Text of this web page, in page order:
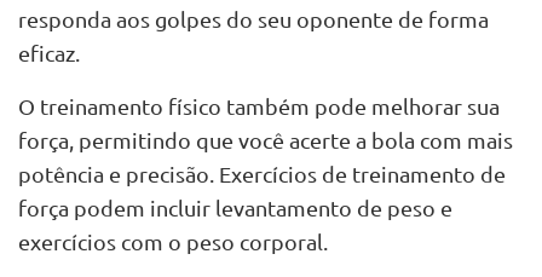
responda aos golpes do seu oponente de forma
eficaz.
O treinamento físico também pode melhorar sua
força, permitindo que você acerte a bola com mais
potência e precisão. Exercícios de treinamento de
força podem incluir levantamento de peso e
exercícios com o peso corporal.